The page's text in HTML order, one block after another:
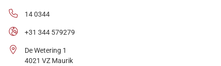
14 0344
+31 344 579279
De Wetering 1
4021 VZ Maurik